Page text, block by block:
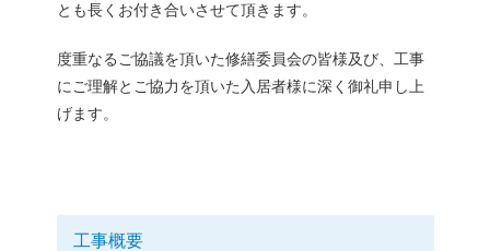
とも長くお付き合いさせて頂きます。
度重なるご協議を頂いた修繕委員会の皆様及び、工事
にご理解とご協力を頂いた入居者様に深く御礼申し上
げます。
工事概要